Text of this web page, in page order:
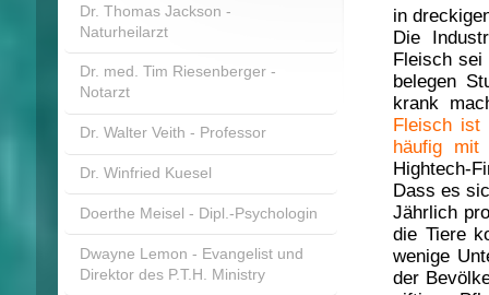
in
Die
Fleisch sei
belegen
krank
Fleisch ist
häufig mit
Hightech-
Dass es
Jährlich
die Tiere
wenige
der
Dr. Thomas Jackson -
Naturheilarzt
Dr. med. Tim Riesenberger -
Notarzt
Dr. Walter Veith - Professor
Dr. Winfried Kuesel
Doerthe Meisel - Dipl.-Psychologin
Dwayne Lemon - Evangelist und
Direktor des P.T.H. Ministry